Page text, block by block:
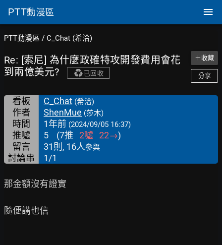
PTT動漫區
PTT動漫區 / C_Chat (希洽)
Re: [索尼] 為什麼政確特攻開發費用會花
到兩億美元?
已回收
＋收藏
分享
看板 C_Chat (希洽)
作者 ShenMue (莎木)
時間 1年前 (2024/09/05 16:37)
推噓 5 (7推 2噓 22→)
留言
31則, 16人參與
討論串 1/1
那金額沒有證實
隨便講也信